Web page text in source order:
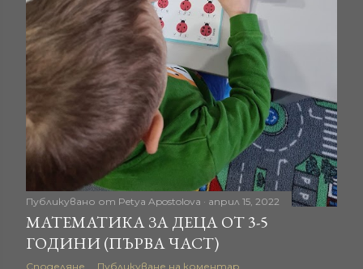
Публикувано от Petya Apostolova април 15, 2022
МАТЕМАТИКА ЗА ДЕЦА ОТ 3-5
ГОДИНИ (ПЪРВА ЧАСТ)
Споделяне Публикуване на коментар